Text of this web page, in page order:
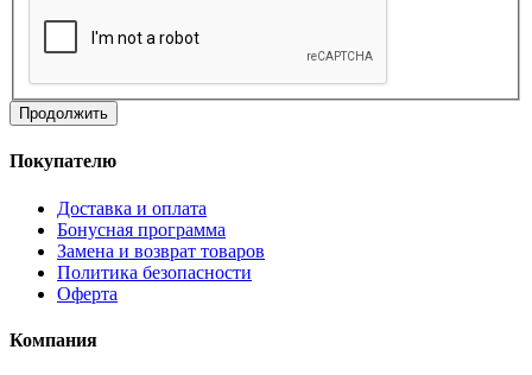
Продолжить
Покупателю
Доставка и оплата
Бонусная программа
Замена и возврат товаров
Политика безопасности
Оферта
Компания